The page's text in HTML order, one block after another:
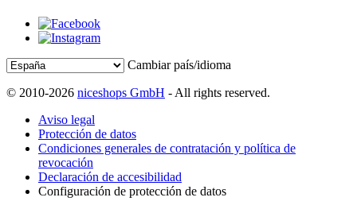
Cambiar país/idioma
© 2010-2026 niceshops GmbH - All rights reserved.
Aviso legal
Protección de datos
Condiciones generales de contratación y política de
revocación
Declaración de accesibilidad
Configuración de protección de datos